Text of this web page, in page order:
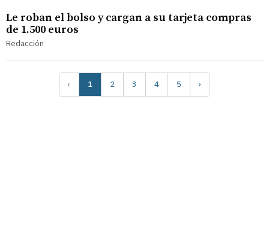
Le roban el bolso y cargan a su tarjeta compras
de 1.500 euros
Redacción
‹ 1 2 3 4 5 ›